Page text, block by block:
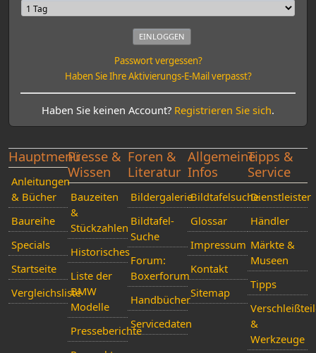
Passwort vergessen?
Haben Sie Ihre Aktivierungs-E-Mail verpasst?
Haben Sie keinen Account? Registrieren Sie sich.
Hauptmenü
Anleitungen
& Bücher
Baureihe
Specials
Startseite
Vergleichsliste
Presse &
Wissen
Bauzeiten
&
Stückzahlen
Historisches
Liste der
BMW
Modelle
Presseberichte
Foren &
Literatur
Bildergalerie
Bildtafel-
Suche
Forum:
Boxerforum
Handbücher
Servicedaten
Allgemeine
Infos
Bildtafelsuche
Glossar
Impressum
Kontakt
Sitemap
Tipps &
Service
Dienstleister
Händler
Märkte &
Museen
Tipps
&
Werkzeuge